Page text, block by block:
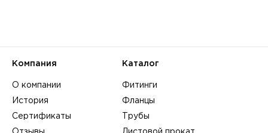
Компания
О компании
История
Сертификаты
Каталог
Фитинги
Фланцы
Трубы